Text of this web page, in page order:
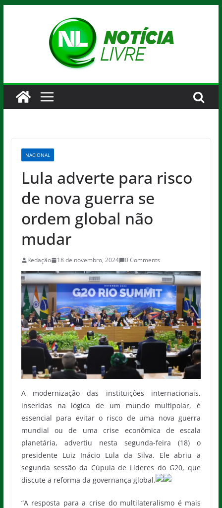
NACIONAL
Lula adverte para risco
de nova guerra se
ordem global não
mudar
Redação 18 de novembro, 2024 0 Comments
A modernização das instituições internacionais,
inseridas na lógica de um mundo multipolar, é
essencial para evitar o risco de uma nova guerra
mundial ou de uma crise econômica de escala
planetária, advertiu nesta segunda-feira (18) o
presidente Luiz Inácio Lula da Silva. Ele abriu a
segunda sessão da Cúpula de Líderes do G20, que
discute a reforma da governança global.
“A resposta para a crise do multilateralismo é mais